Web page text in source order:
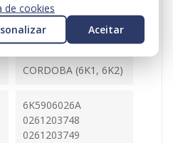
CORDOBA (6K1, 6K2)
6K5906026A
0261203748
0261203749
de cookies
Aceitar